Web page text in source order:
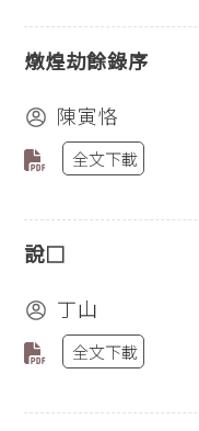
燉煌劫餘錄序
陳寅恪
全文下載
說□
丁山
全文下載